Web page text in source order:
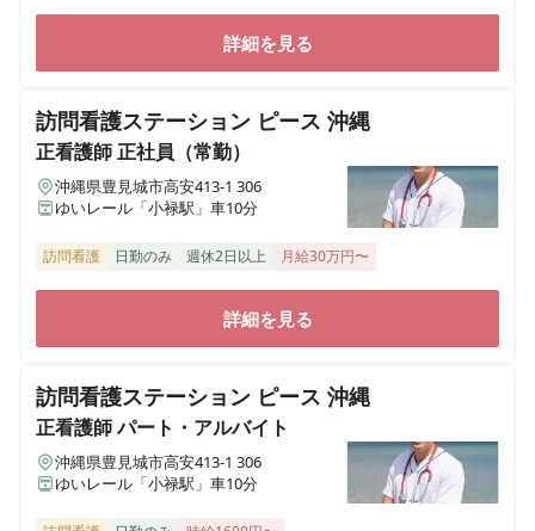
詳細を見る
訪問看護ステーション ピース 沖縄
正看護師正社員（常勤）
沖縄県豊見城市高安413-1 306
ゆいレール「小禄駅」車10分
訪問看護 日勤のみ 週休2日以上 月給30万円〜
詳細を見る
訪問看護ステーション ピース 沖縄
正看護師パート・アルバイト
沖縄県豊見城市高安413-1 306
ゆいレール「小禄駅」車10分